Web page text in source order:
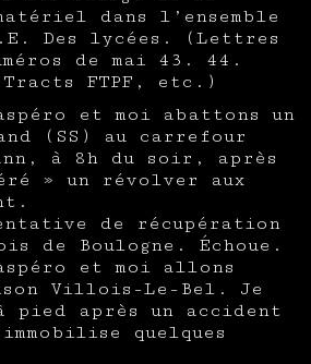
dans l’ensemble
Des lycées. (Lettres
de mai 43. 44.
FTPF, etc.)
et moi abattons un
(SS) au carrefour
à 8h du soir, après
» un révolver aux
de récupération
de Boulogne. Échoue.
et moi allons
Villois-Le-Bel. Je
pied après un accident
quelques